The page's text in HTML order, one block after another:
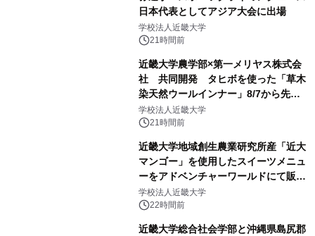
日本代表としてアジア大会に出場
学校法人近畿大学
21時間前
近畿大学農学部×第一メリヤス株式会
社 共同開発 タヒボを使った「草木
染天然ウールインナー」8/7から先行
販売
学校法人近畿大学
21時間前
近畿大学地域創生農業研究所産「近大
マンゴー」を使用したスイーツメニュ
ーをアドベンチャーワールドにて販売
します パークでしか味わえない期間
限定スイーツを楽しんで♪
学校法人近畿大学
22時間前
近畿大学総合社会学部と沖縄県島尻郡